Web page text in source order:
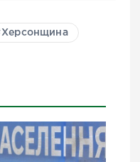
Херсонщина